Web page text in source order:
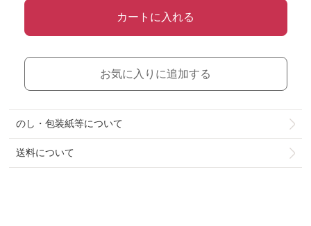
カートに入れる
お気に入りに追加する
のし・包装紙等について
送料について